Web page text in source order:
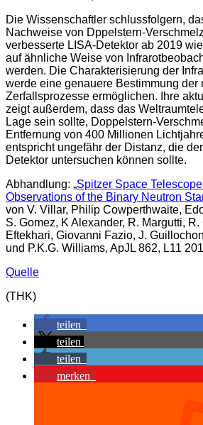
Die Wissenschaftler schlussfolgern,
Nachweise von Dppelstern-
verbesserte LISA-Detektor ab 2019
auf ähnliche Weise von
werden. Die Charakterisierung der
werde eine genauere Bestimmung der
Zerfallsprozesse ermöglichen. Ihre
zeigt außerdem, dass das
Lage sein sollte, Doppelstern-
Entfernung von 400 Millionen
entspricht ungefähr der Distanz, die
Detektor untersuchen können sollte.
Abhandlung: „Spitzer Space
Observations of the Binary Neutron
von V. Villar, Philip Cowperthwaite,
S. Gomez, K Alexander, R. Margutti, R.
Eftekhari, Giovanni Fazio, J.
und P.K.G. Williams, ApJL 862, L11
Quelle
(THK)
teilen
teilen
teilen
merken